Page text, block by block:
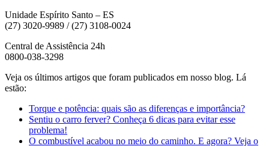
Unidade Espírito Santo – ES
(27) 3020-9989 / (27) 3108-0024
Central de Assistência 24h
0800-038-3298
Veja os últimos artigos que foram publicados em nosso blog. Lá
estão:
Torque e potência: quais são as diferenças e importância?
Sentiu o carro ferver? Conheça 6 dicas para evitar esse
problema!
O combustível acabou no meio do caminho. E agora? Veja o